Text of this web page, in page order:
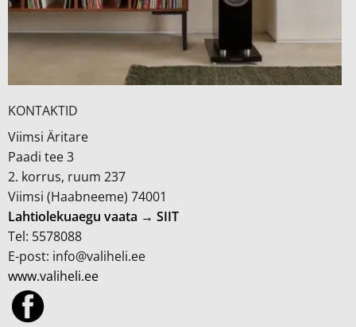
KONTAKTID
Viimsi Äritare
Paadi tee 3
2. korrus, ruum 237
Viimsi (Haabneeme) 74001
Lahtiolekuaegu vaata → SIIT
Tel: 5578088
E-post: info@valiheli.ee
www.valiheli.ee